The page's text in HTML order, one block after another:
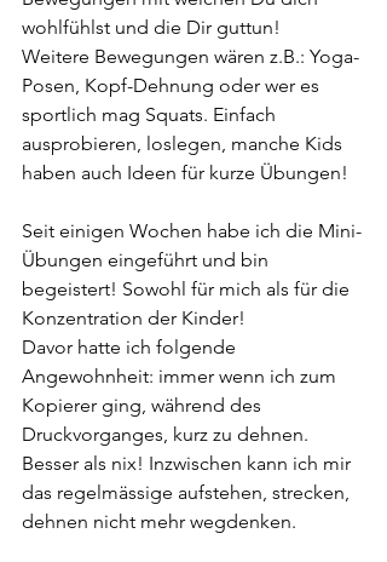
wohlfühlst und die Dir guttun!
Weitere Bewegungen wären z.B.: Yoga-
Posen, Kopf-Dehnung oder wer es
sportlich mag Squats. Einfach
ausprobieren, loslegen, manche Kids
haben auch Ideen für kurze Übungen!
Seit einigen Wochen habe ich die Mini-
Übungen eingeführt und bin
begeistert! Sowohl für mich als für die
Konzentration der Kinder!
Davor hatte ich folgende
Angewohnheit: immer wenn ich zum
Kopierer ging, während des
Druckvorganges, kurz zu dehnen.
Besser als nix! Inzwischen kann ich mir
das regelmässige aufstehen, strecken,
dehnen nicht mehr wegdenken.